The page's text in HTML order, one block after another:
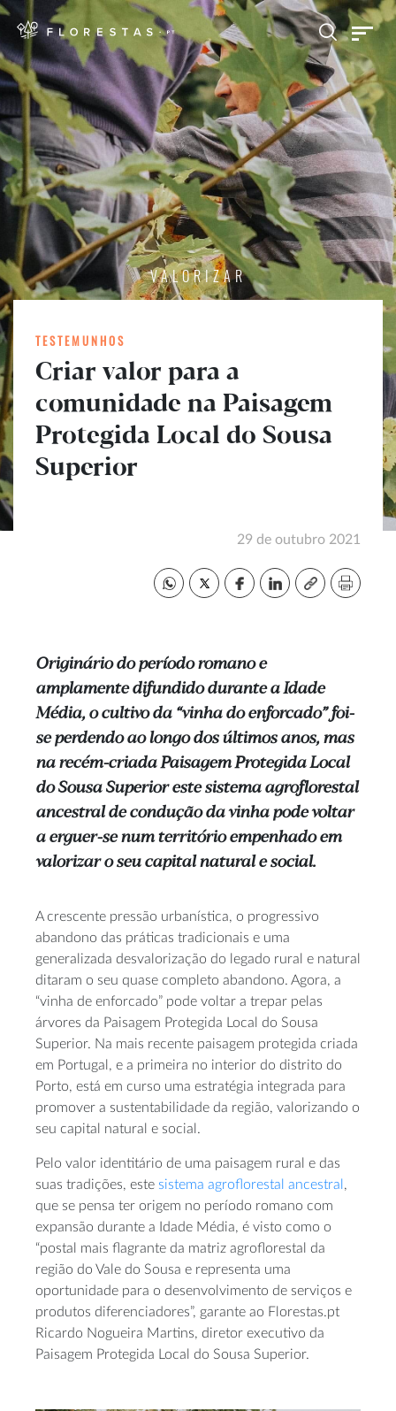
VALORIZAR
TESTEMUNHOS
Criar valor para a
comunidade na Paisagem
Protegida Local do Sousa
Superior
29 de outubro 2021
Originário do período romano e
amplamente difundido durante a Idade
Média, o cultivo da “vinha do enforcado” foi-
se perdendo ao longo dos últimos anos, mas
na recém-criada Paisagem Protegida Local
do Sousa Superior este sistema agroflorestal
ancestral de condução da vinha pode voltar
a erguer-se num território empenhado em
valorizar o seu capital natural e social.
A crescente pressão urbanística, o progressivo
abandono das práticas tradicionais e uma
generalizada desvalorização do legado rural e natural
ditaram o seu quase completo abandono. Agora, a
“vinha de enforcado” pode voltar a trepar pelas
árvores da Paisagem Protegida Local do Sousa
Superior. Na mais recente paisagem protegida criada
em Portugal, e a primeira no interior do distrito do
Porto, está em curso uma estratégia integrada para
promover a sustentabilidade da região, valorizando o
seu capital natural e social.
Pelo valor identitário de uma paisagem rural e das
suas tradições, este sistema agroflorestal ancestral ,
que se pensa ter origem no período romano com
expansão durante a Idade Média, é visto como o
“postal mais flagrante da matriz agroflorestal da
região do Vale do Sousa e representa uma
oportunidade para o desenvolvimento de serviços e
produtos diferenciadores”, garante ao Florestas.pt
Ricardo Nogueira Martins, diretor executivo da
Paisagem Protegida Local do Sousa Superior.